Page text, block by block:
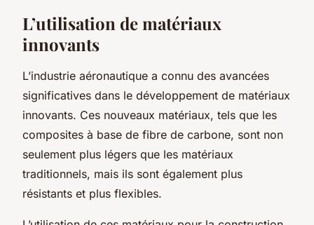
L’utilisation de matériaux
innovants
L’industrie aéronautique a connu des avancées
significatives dans le développement de matériaux
innovants. Ces nouveaux matériaux, tels que les
composites à base de fibre de carbone, sont non
seulement plus légers que les matériaux
traditionnels, mais ils sont également plus
résistants et plus flexibles.